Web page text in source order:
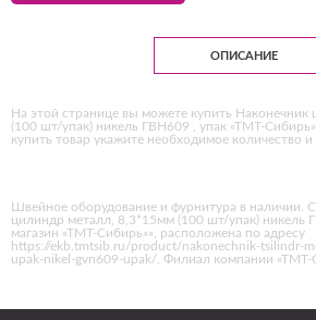
ОПИСАНИЕ
На этой странице вы можете купить
(100 шт/упак) никель ГВН609 , упак «ТМТ-
купить товар укажите необходимое количество и
Швейное оборудование и фурнитура в наличии.
цилиндр металл, 8,3*15мм (100 шт/упак) никель
магазин «ТМТ-Сибирь»», расположена по адресу
https://ekb.tmtsib.ru/product/nakonechnik-tsilindr-
upak-nikel-gvn609-upak/. Филиал компании «ТМТ-